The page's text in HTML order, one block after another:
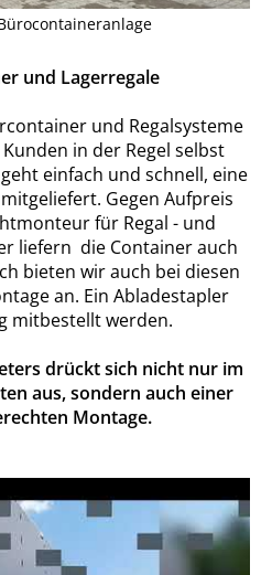
und Lagerregale
und Regalsysteme
in der Regel selbst
einfach und schnell, eine
Gegen Aufpreis
für Regal - und
liefern die Container auch
bieten wir auch bei diesen
an. Ein Abladestapler
mitbestellt werden.
drückt sich nicht nur im
aus, sondern auch einer
Montage.